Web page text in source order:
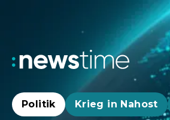
Politik Krieg in Nahost